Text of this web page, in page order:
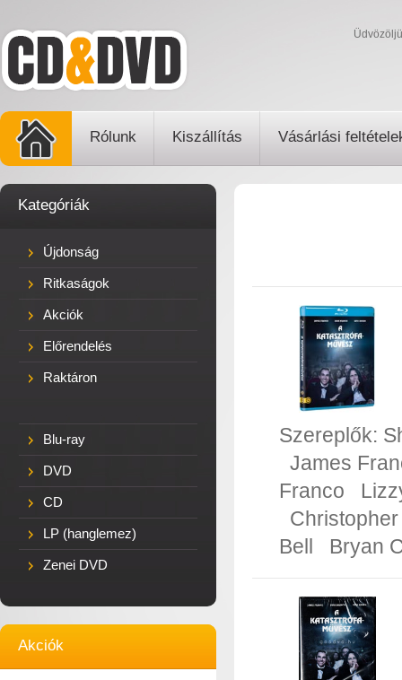
Rólunk Kiszállítás Vásárlási
Kategóriák
Újdonság
Ritkaságok
Akciók
Előrendelés
Raktáron
Blu-ray
DVD
CD
LP (hanglemez)
Zenei DVD
Akciók
Szereplők:
James
Franco
Bell
Bryan